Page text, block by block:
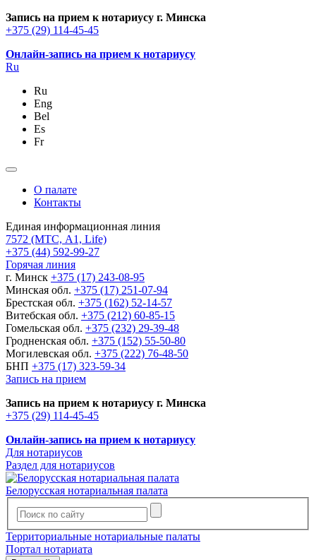
Запись на прием к нотариусу г. Минска
+375 (29) 114-45-45
Онлайн-запись на прием к нотариусу
Ru
Ru
Eng
Bel
Es
Fr
О палате
Контакты
Единая информационная линия
7572 (МТС, A1, Life)
+375 (44) 592-99-27
Горячая линия
г. Минск +375 (17) 243-08-95
Минская обл. +375 (17) 251-07-94
Брестская обл. +375 (162) 52-14-57
Витебская обл. +375 (212) 60-85-15
Гомельская обл. +375 (232) 29-39-48
Гродненская обл. +375 (152) 55-50-80
Могилевская обл. +375 (222) 76-48-50
БНП +375 (17) 323-59-34
Запись на прием
Запись на прием к нотариусу г. Минска
+375 (29) 114-45-45
Онлайн-запись на прием к нотариусу
Для нотариусов
Раздел для нотариусов
Белорусская нотариальная палата
Территориальные нотариальные палаты
Портал нотариата